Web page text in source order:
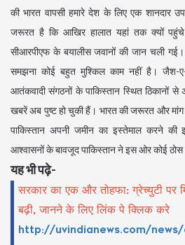
की भारत वापसी हमारे देश के लिए एक शानदार
जरूरत है कि आखिर हालात यहां तक क्यों
सीआरपीएफ के बयालीस जवानों की जान चली
समझना कोई बहुत मुश्किल काम नहीं है। जैश-
आतंकवादी संगठनों के पाकिस्तान स्थित ठिकानों से
खबरें अब पुष्ट हो चुकी हैं। भारत की जरूरत और मांग
पाकिस्तान अपनी जमीन का इस्तेमाल करने की
आश्वासनों के बावजूद पाकिस्तान ने इस ओर कोई ठोस
यह भी पढ़े-
सरकार का एक और तोहफा: ग्रेच्युटी पर
बढ़ी, जानने के लिए लिंक पे क्लिक करे
http://uvindianews.com/